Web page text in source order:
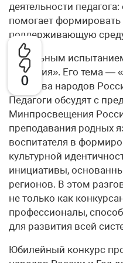
0
деятельности
помогает формировать
поддерживающую
Финальным
развития». Его тема —
единства народов
Педагоги обсудят с
Минпросвещения
преподавания родных
воспитателя в
культурной
инициативы,
регионов. В этом
не только как
профессионалы,
для развития всей
Юбилейный конкурс